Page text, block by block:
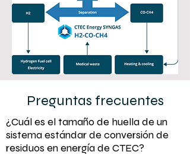
Preguntas frecuentes
¿Cuál es el tamaño de huella de un
sistema estándar de conversión de
residuos en energía de CTEC?